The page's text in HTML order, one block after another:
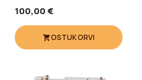
WHITE/SKYGREY
100,00 €
OSTUKORVI